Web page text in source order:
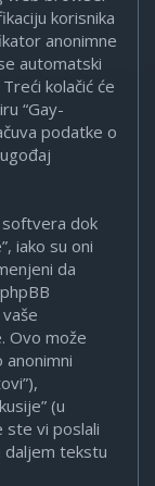
korisnika
anonimne
automatski
kolačić će
“Gay-
podatke o
softvera dok
iako su oni
da
Ovo može
(u
ste vi poslali
daljem tekstu